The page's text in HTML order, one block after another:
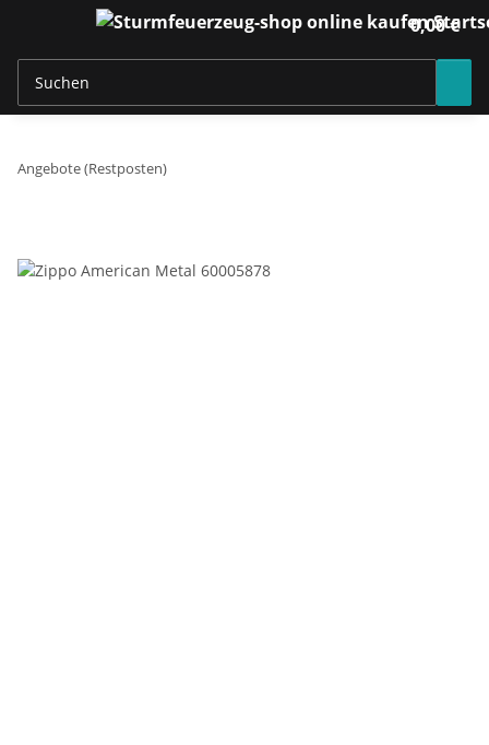
0,00 €
Angebote (Restposten)